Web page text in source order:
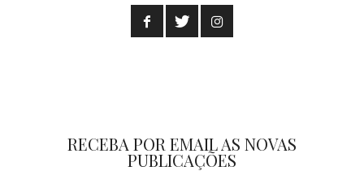
RECEBA POR EMAIL AS NOVAS
PUBLICAÇÕES